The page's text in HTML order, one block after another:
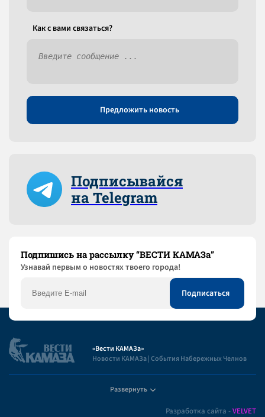
Как c вами связаться?
Предложить новость
Подписывайся
на Telegram
Подпишись на рассылку “ВЕСТИ КАМАЗа”
Узнaвай первым о новостях твоего города!
«Вести КАМАЗа»
Новости КАМАЗа | События Набережных Челнов
Развернуть
Разработка сайта -VELVET